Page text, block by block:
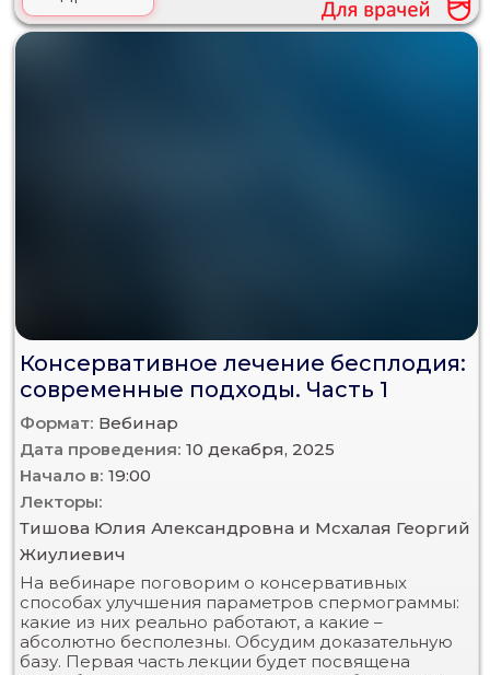
Консервативное лечение бесплодия:
современные подходы. Часть 1
Формат: Вебинар
Дата проведения: 10 декабря, 2025
Начало в: 19:00
Лекторы:
Тишова Юлия Александровна и Мсхалая Георгий
Жиулиевич
На вебинаре поговорим о консервативных
способах улучшения параметров спермограммы:
какие из них реально работают, а какие –
абсолютно бесполезны. Обсудим доказательную
базу. Первая часть лекции будет посвящена